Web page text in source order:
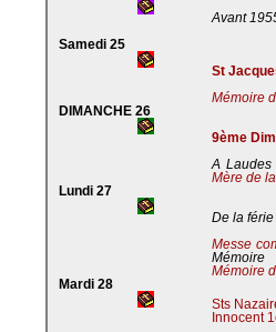
Avant
Samedi 25
St
Mémoire
DIMANCHE 26
9ème
A
Mère de
Lundi 27
De la férie
Messe
Mémoire
Mémoire
Mardi 28
Sts
Innocent